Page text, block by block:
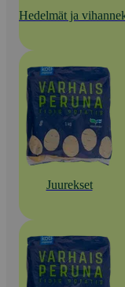
Hedelmät ja
Juurekset